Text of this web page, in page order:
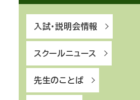
入試・説明会情報
スクールニュース
先生のことば